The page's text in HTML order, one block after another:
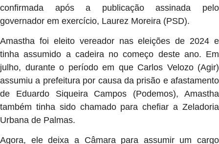
confirmada após a publicação assinada pelo
governador em exercício, Laurez Moreira (PSD).
Amastha foi eleito vereador nas eleições de 2024 e
tinha assumido a cadeira no começo deste ano. Em
julho, durante o período em que Carlos Velozo (Agir)
assumiu a prefeitura por causa da prisão e afastamento
de Eduardo Siqueira Campos (Podemos), Amastha
também tinha sido chamado para chefiar a Zeladoria
Urbana de Palmas.
Agora, ele deixa a Câmara para assumir um cargo